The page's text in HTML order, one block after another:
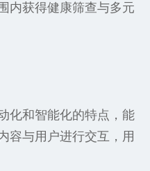
内获得健康筛查与多元
化和智能化的特点，能
容与用户进行交互，用